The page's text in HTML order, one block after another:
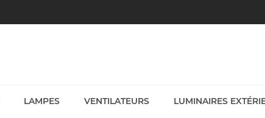
LAMPES VENTILATEURS LUMINAIRES